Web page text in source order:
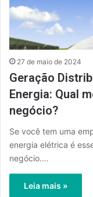
27 de maio de 2024
Geração
Energia: Qual
negócio?
Se você tem uma
energia elétrica é
negócio.…
Leia mais »